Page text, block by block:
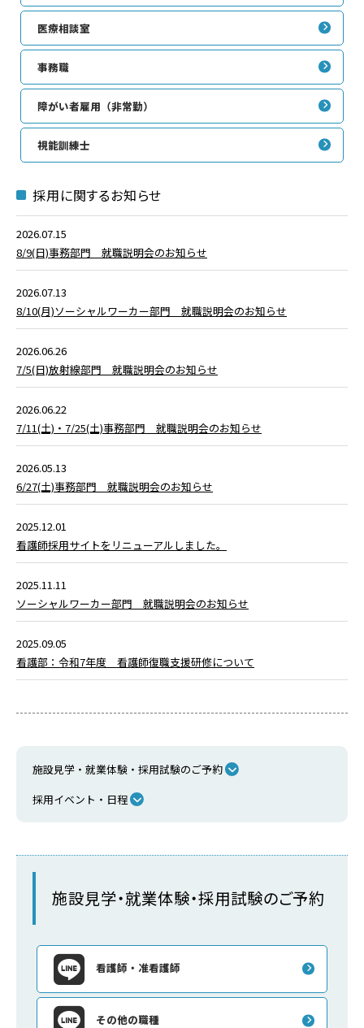
医療相談室
事務職
障がい者雇用（非常勤）
視能訓練士
採用に関するお知らせ
2026.07.15
8/9(日)事務部門 就職説明会のお知らせ
2026.07.13
8/10(月)ソーシャルワーカー部門 就職説明会のお知らせ
2026.06.26
7/5(日)放射線部門 就職説明会のお知らせ
2026.06.22
7/11(土)・7/25(土)事務部門 就職説明会のお知らせ
2026.05.13
6/27(土)事務部門 就職説明会のお知らせ
2025.12.01
看護師採用サイトをリニューアルしました。
2025.11.11
ソーシャルワーカー部門 就職説明会のお知らせ
2025.09.05
看護部：令和7年度 看護師復職支援研修について
施設見学・就業体験・採用試験のご予約
採用イベント・日程
施設見学・就業体験・採用試験のご予約
看護師・准看護師
その他の職種